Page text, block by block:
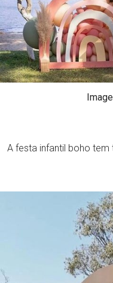
A festa infantil boho